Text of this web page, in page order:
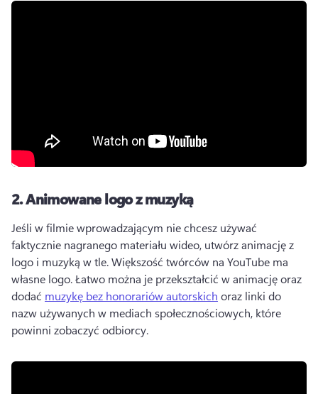
2.Animowane logo z muzyką
Jeśli w filmie wprowadzającym nie chcesz używać
faktycznie nagranego materiału wideo, utwórz animację z
logo i muzyką w tle. Większość twórców na YouTube ma
własne logo. Łatwo można je przekształcić w animację oraz
dodać muzykę bez honorariów autorskich oraz linki do
nazw używanych w mediach społecznościowych, które
powinni zobaczyć odbiorcy.